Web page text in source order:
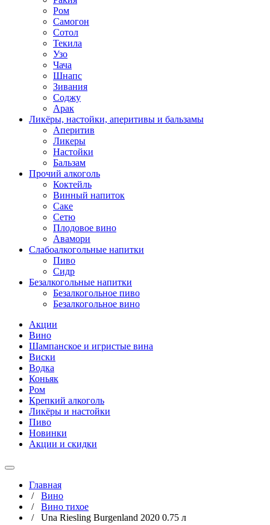
Ром
Самогон
Сотол
Текила
Узо
Чача
Шнапс
Зивания
Соджу
Арак
Ликёры, настойки, аперитивы и бальзамы
Аперитив
Ликеры
Настойки
Бальзам
Прочий алкоголь
Коктейль
Винный напиток
Саке
Сетю
Плодовое вино
Авамори
Слабоалкогольные напитки
Пиво
Сидр
Безалкогольные напитки
Безалкогольное пиво
Безалкогольное вино
Акции
Вино
Шампанское и игристые вина
Виски
Водка
Коньяк
Ром
Крепкий алкоголь
Ликёры и настойки
Пиво
Новинки
Акции и скидки
Главная
/ Вино
/ Вино тихое
/ Una Riesling Burgenland 2020 0.75 л